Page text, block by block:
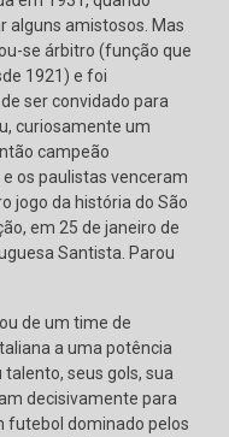
alguns amistosos. Mas
se árbitro (função que
1921) e foi
ser convidado para
curiosamente um
campeão
os paulistas venceram
jogo da história do São
em 25 de janeiro de
Santista. Parou
de um time de
a uma potência
seus gols, sua
decisivamente para
futebol dominado pelos